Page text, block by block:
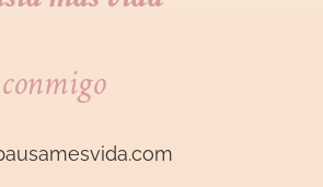
.com